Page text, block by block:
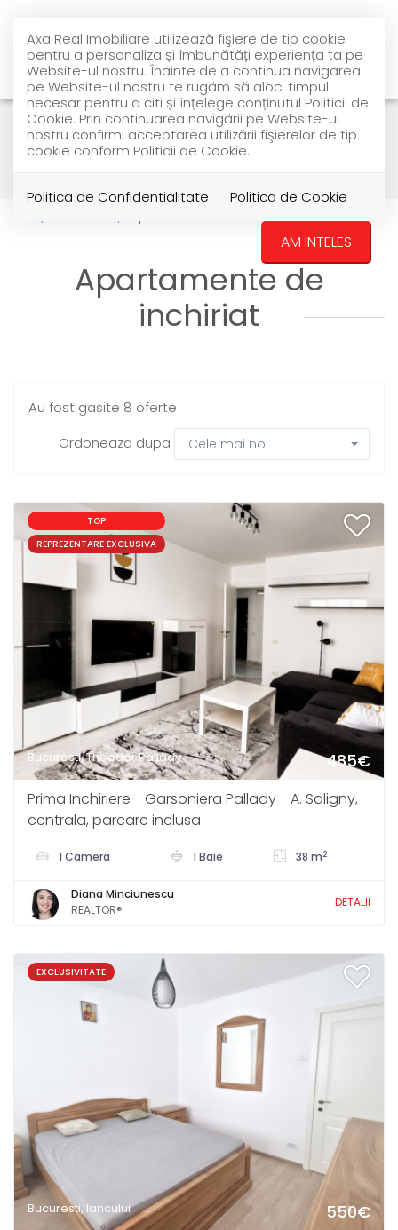
Axa Real Imobiliare utilizează fişiere de tip cookie
pentru a personaliza și îmbunătăți experiența ta pe
Website-ul nostru. Înainte de a continua navigarea
pe Website-ul nostru te rugăm să aloci timpul
necesar pentru a citi și înțelege conținutul Politicii de
Cookie. Prin continuarea navigării pe Website-ul
nostru confirmi acceptarea utilizării fişierelor de tip
cookie conform Politicii de Cookie.
Politica de Confidentialitate Politica de Cookie
AM INTELES
Filtreaza
Apartamente
Apartamente de
inchiriat
Au fost gasite 8 oferte
Ordoneaza dupa
Cele mai noi
TOP
REPREZENTARE EXCLUSIVA
Bucuresti, Theodor Pallady 485€
Prima Inchiriere - Garsoniera Pallady - A. Saligny,
centrala, parcare inclusa
1 Camera 1 Baie 38 m2
Diana Minciunescu
REALTOR®
DETALII
EXCLUSIVITATE
Bucuresti, Iancului 550€